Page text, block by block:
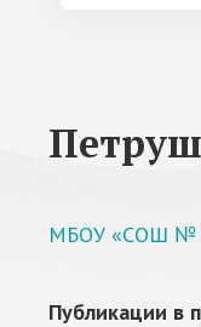
МБОУ «СОШ №
Публикации в